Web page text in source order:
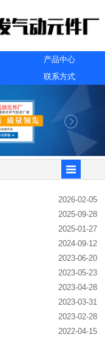
产品中心
联系方式
2026-02-05
2025-09-28
2025-01-27
2024-09-12
2023-06-20
2023-05-23
2023-04-28
2023-03-31
2023-02-28
2022-04-15